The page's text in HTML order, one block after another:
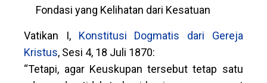
Fondasi yang Kelihatan dari Kesatuan
Vatikan I, Konstitusi Dogmatis dari Gereja
Kristus, Sesi 4, 18 Juli 1870:
“Tetapi, agar Keuskupan tersebut tetap satu